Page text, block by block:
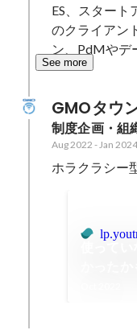
ES、スタート
のクライアン
ン、PdMやデ
See more
GMOタウ
制度企画・組
Aug 2022 - Jan 2024
ホラクラシー